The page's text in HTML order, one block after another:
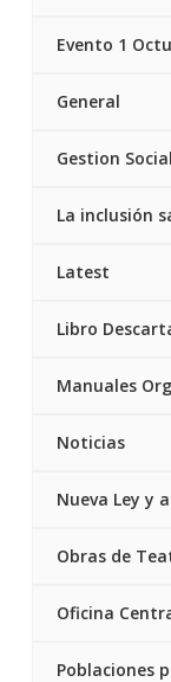
Evento 1
General
Gestion Social
La inclusión
Latest
Libro
Manuales
Noticias
Nueva Ley y
Obras de
Oficina
Poblaciones